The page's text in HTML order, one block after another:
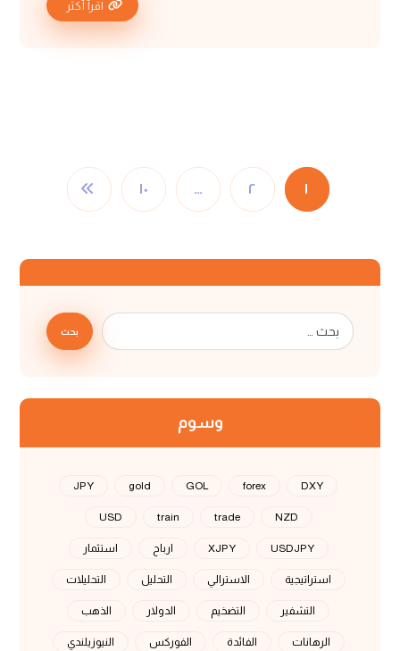
اقرأ أكثر
١ ٢ … ١٠
بحث
وسوم
DXY
forex
GOL
gold
JPY
NZD
trade
train
USD
USDJPY
XJPY ارباح استثمار
استراتيجية الاسترالي التحليل التحليلات
التشفير التضخيم الدولار الذهب
الرهانات الفائدة الفوركس النيوزيلندي